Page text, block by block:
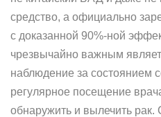
средство, а официально
с доказанной 90%-ной
чрезвычайно важным
наблюдение за состоянием
регулярное посещение
обнаружить и вылечить